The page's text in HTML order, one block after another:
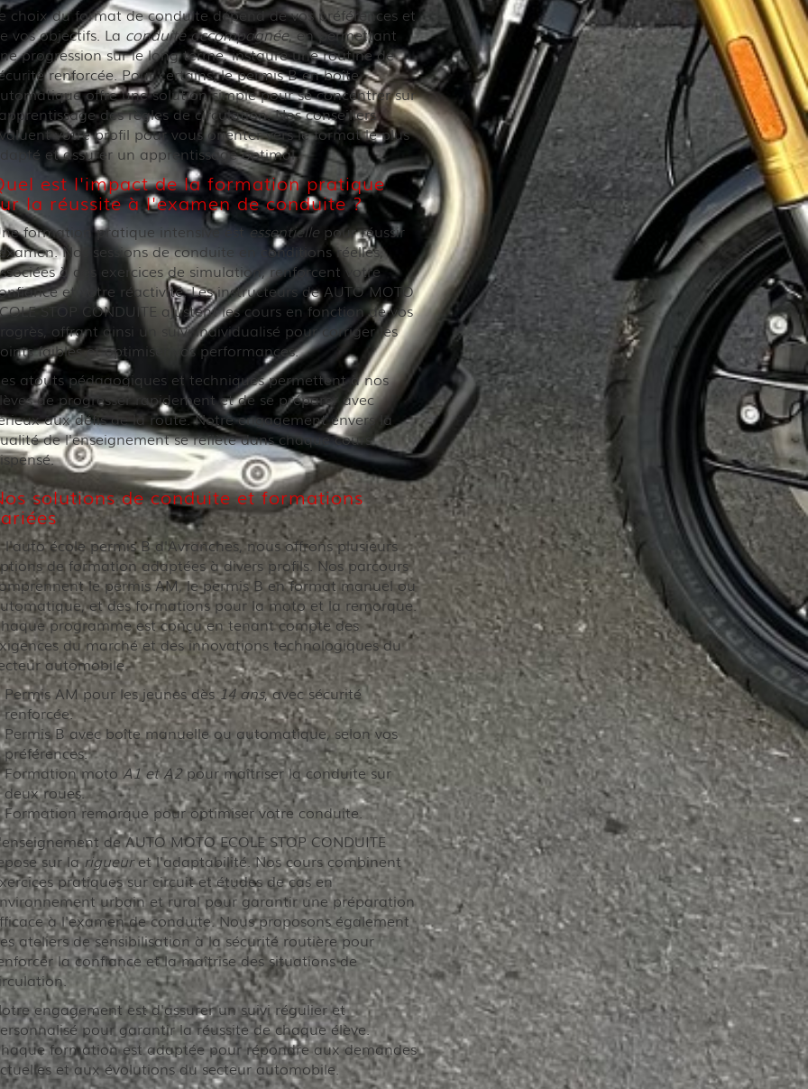
choix du format de conduite dépend de vos préférences et
vos objectifs. La conduite accompagnée, en permettant
progression sur le long terme, instaure une routine de
renforcée. Pour certains, le permis B en boîte
offre une solution simple pour se concentrer sur
des règles de circulation. Nos conseillers
votre profil pour vous orienter vers le format le plus
et assurer un apprentissage optimal.
est l'impact de la formation pratique
la réussite à l'examen de conduite ?
formation pratique intensive estessentiellepour réussir
Nos sessions de conduite en conditions réelles,
à des exercices de simulation, renforcent votre
et votre réactivité. Les instructeurs de AUTO MOTO
STOP CONDUITE ajustent les cours en fonction de vos
offrant ainsi un suivi individualisé pour corriger les
faibles et optimiser vos performances.
atouts pédagogiques et techniques permettent à nos
de progresser rapidement et de se préparer avec
aux défis de la route. Notre engagement envers la
de l'enseignement se reflète dans chaque cours
solutions de conduite et formations
l'auto école permis B d'Avranches, nous offrons plusieurs
de formation adaptées à divers profils. Nos parcours
le permis AM, le permis B en format manuel ou
et des formations pour la moto et la remorque.
programme est conçu en tenant compte des
du marché et des innovations technologiques du
automobile.
Permis AM pour les jeunes dès14 ans, avec sécurité
renforcée.
Permis B avec boîte manuelle ou automatique, selon vos
préférences.
Formation moto A1 et A2pour maîtriser la conduite sur
deux roues.
Formation remorque pour optimiser votre conduite.
de AUTO MOTO ECOLE STOP CONDUITE
sur larigueuret l'adaptabilité. Nos cours combinent
pratiques sur circuit et études de cas en
urbain et rural pour garantir une préparation
à l'examen de conduite. Nous proposons également
ateliers de sensibilisation à la sécurité routière pour
la confiance et la maîtrise des situations de
engagement est d'assurer un suivi régulier et
pour garantir la réussite de chaque élève.
formation est adaptée pour répondre aux demandes
et aux évolutions du secteur automobile.